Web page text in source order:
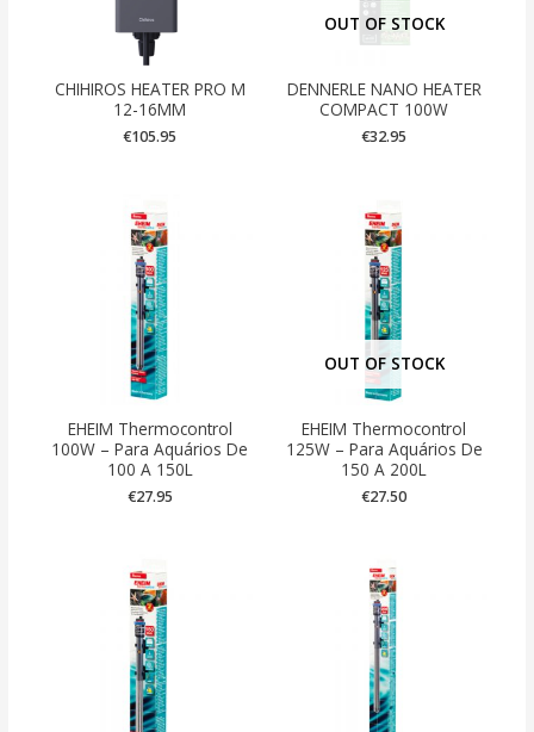
CHIHIROS HEATER PRO M
12-16MM
€105.95
OUT OF STOCK
DENNERLE NANO HEATER
COMPACT 100W
€32.95
EHEIM Thermocontrol
100W – Para Aquários De
100 A 150L
€27.95
OUT OF STOCK
EHEIM Thermocontrol
125W – Para Aquários De
150 A 200L
€27.50